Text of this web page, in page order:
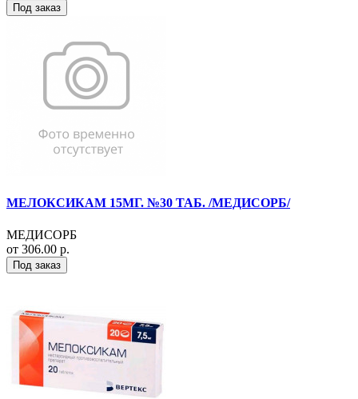
Под заказ
МЕЛОКСИКАМ 15МГ. №30 ТАБ. /МЕДИСОРБ/
МЕДИСОРБ
от 306.00 р.
Под заказ